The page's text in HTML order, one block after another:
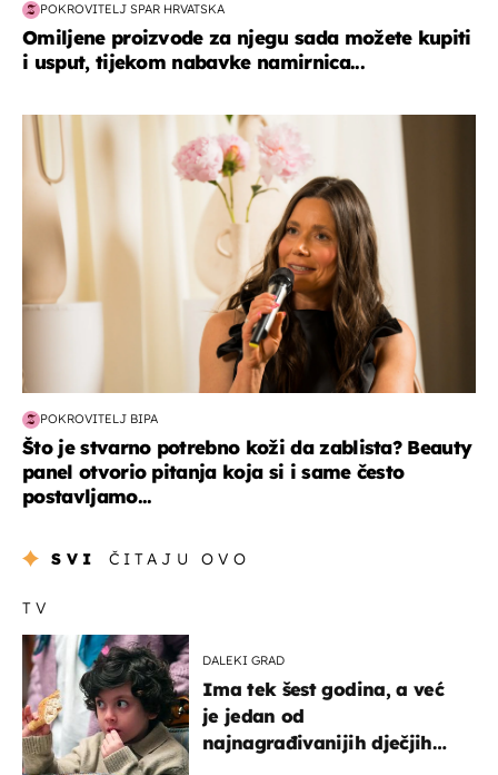
POKROVITELJ SPAR HRVATSKA
Omiljene proizvode za njegu sada možete kupiti
i usput, tijekom nabavke namirnica...
moda & ljepota
POKROVITELJ BIPA
Što je stvarno potrebno koži da zablista? Beauty
panel otvorio pitanja koja si i same često
postavljamo...
SVI ČITAJU OVO
TV
DALEKI GRAD
Ima tek šest godina, a već
je jedan od
najnagrađivanijih dječjih